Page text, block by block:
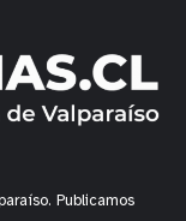
Publicamos